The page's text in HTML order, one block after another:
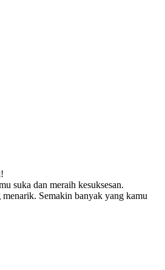
suka dan meraih kesuksesan.
Semakin banyak yang kamu